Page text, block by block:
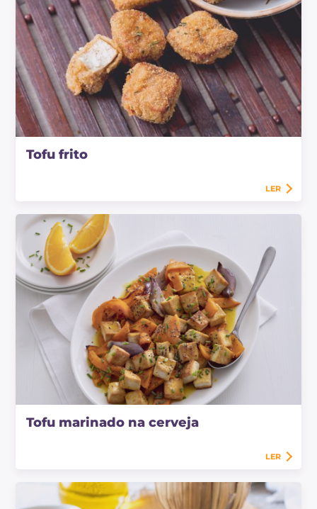
Tofu frito
LER
Tofu marinado na cerveja
LER